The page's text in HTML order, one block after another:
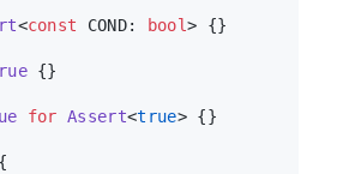
<const COND: bool> {}
{}
for Assert<true> {}